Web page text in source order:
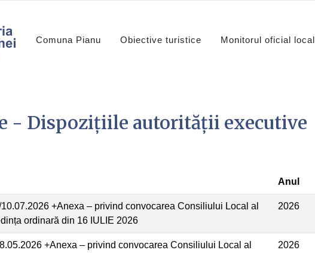
Comuna Pianu Obiective turistice Monitorul oficial local
- Dispozițiile autorității executive
Anul
10.07.2026 +Anexa – privind convocarea Consiliului Local al
ordinară din 16 IULIE 2026
2026
+Anexa – privind convocarea Consiliului Local al
2026